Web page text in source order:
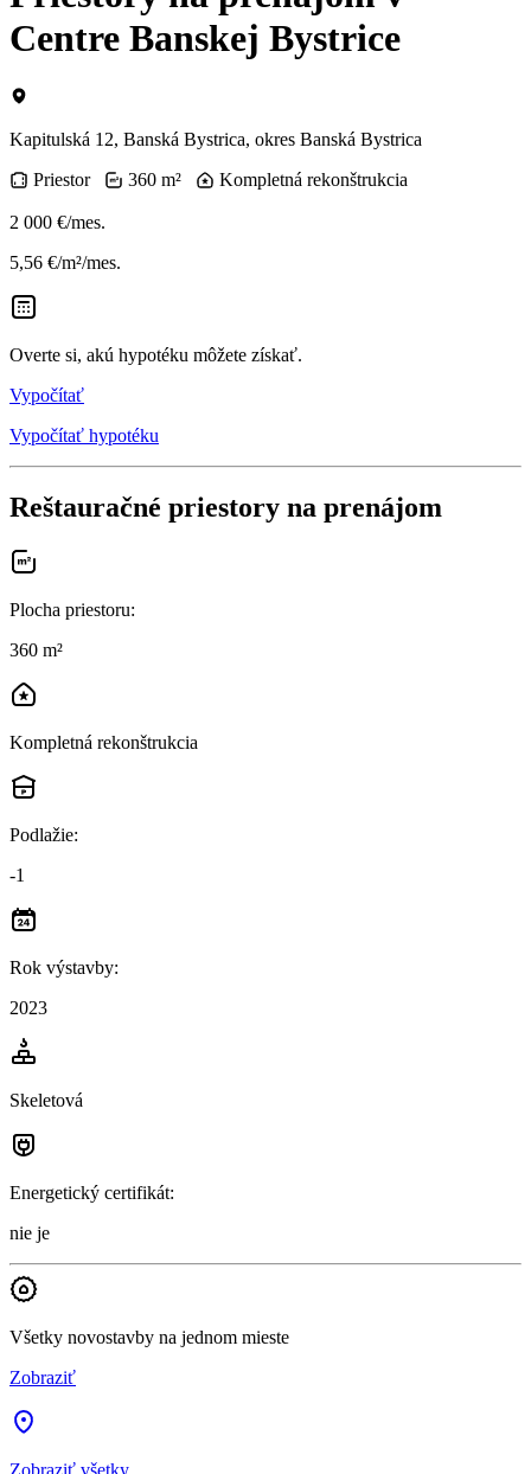
Centre Banskej Bystrice
Kapitulská 12, Banská Bystrica, okres Banská Bystrica
Priestor
360 m² Kompletná rekonštrukcia
2 000 €/mes.
5,56 €/m²/mes.
Overte si, akú hypotéku môžete získať.
Vypočítať
Vypočítať hypotéku
Reštauračné priestory na prenájom
Plocha priestoru:
360 m²
Kompletná rekonštrukcia
Podlažie:
-1
Rok výstavby:
2023
Skeletová
Energetický certifikát:
nie je
Všetky novostavby na jednom mieste
Zobraziť
Zobraziť všetky